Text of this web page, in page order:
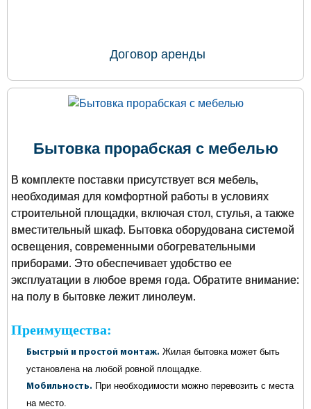
Договор аренды
Бытовка прорабская с мебелью
В комплекте поставки присутствует вся мебель,
необходимая для комфортной работы в условиях
строительной площадки, включая стол, стулья, а также
вместительный шкаф. Бытовка оборудована системой
освещения, современными обогревательными
приборами. Это обеспечивает удобство ее
эксплуатации в любое время года. Обратите внимание:
на полу в бытовке лежит линолеум.
Преимущества:
Быстрый и простой монтаж. Жилая бытовка может быть
установлена на любой ровной площадке.
Мобильность. При необходимости можно перевозить с места
на место.